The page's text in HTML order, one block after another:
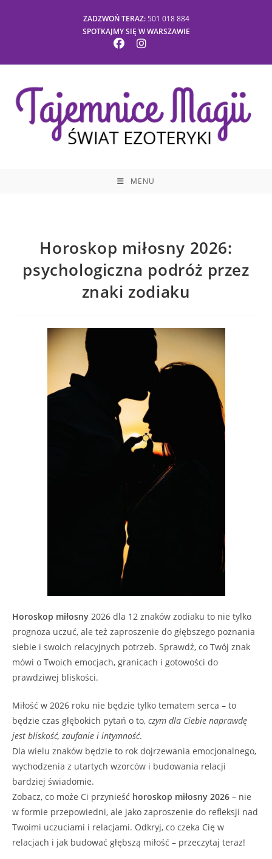
ZADZWOŃ TERAZ:501 018 884
SPOTKAJMY SIĘ W WARSZAWIE
MENU
Horoskop miłosny 2026:
psychologiczna podróż przez
znaki zodiaku
Horoskop miłosny 2026 dla 12 znaków zodiaku to nie tylko
prognoza uczuć, ale też zaproszenie do głębszego poznania
siebie i swoich relacyjnych potrzeb. Sprawdź, co Twój znak
mówi o Twoich emocjach, granicach i gotowości do
prawdziwej bliskości.
Miłość w 2026 roku nie będzie tylko tematem serca – to
będzie czas głębokich pytań o to, czym dla Ciebie naprawdę
jest bliskość, zaufanie i intymność.
Dla wielu znaków będzie to rok dojrzewania emocjonalnego,
wychodzenia z utartych wzorców i budowania relacji
bardziej świadomie.
Zobacz, co może Ci przynieść horoskop miłosny 2026 – nie
w formie przepowiedni, ale jako zaproszenie do refleksji nad
Twoimi uczuciami i relacjami. Odkryj, co czeka Cię w
relacjach i jak budować głębszą miłość – przeczytaj teraz!